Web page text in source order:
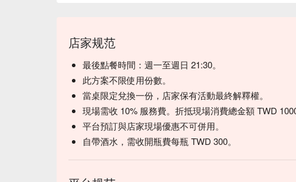
( 圖片取自：糖糖‘s 享食生活)
店家规范
最後點餐時間：週一至週日 21:30。
此方案不限使用份數。
當桌限定兌換一份，店家保有活動最終解釋權。
現場需收 10% 服務費。折抵現場消費總金額 TWD 1000
平台預訂與店家現場優惠不可併用。
自帶酒水，需收開瓶費每瓶 TWD 300。